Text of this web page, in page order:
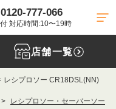
0120-777-066
対応時間:10〜19時
店舗一覧
レシプロソー CR18DSL(NN)
レシプロソー・セーバーソー